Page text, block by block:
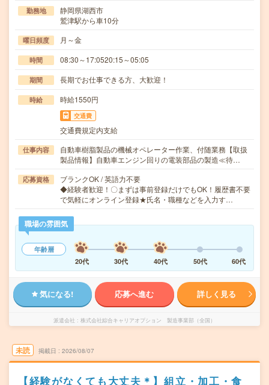
勤務地
静岡県湖西市
鷲津駅から車10分
曜日頻度 月～金
時間 08:30～17:0520:15～05:05
期間 長期でお仕事できる方、大歓迎！
時給 時給1550円
交通費
交通費規定内支給
仕事内容
自動車樹脂製品の機械オペレーター作業、付随業務【取扱
製品情報】自動車エンジン回りの電装部品の製造≪待…
応募資格
ブランクOK / 英語力不要
◆経験者歓迎！〇まずは事前登録だけでもOK！履歴書不要
で気軽にオンライン登録★氏名・職種などを入力す…
職場の雰囲気
年齢層
20代
30代 40代 50代 60代
気になる! 応募へ進む 詳しく見る
派遣会社 株式会社綜合キャリアオプション 製造事業部（全国）
未読 掲載日 2026/08/07
【経験がなくても大丈夫＊】組立・加工・食